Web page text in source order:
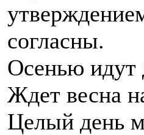
согласны.
Осенью идут
Ждет весна
Целый день